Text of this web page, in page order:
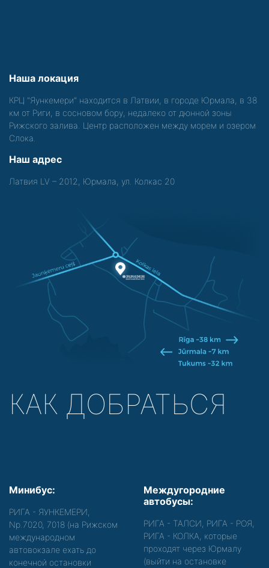
Наша локация
КРЦ "Яункемери" находится в Латвии, в городе Юрмала, в 38
км от Риги, в сосновом бору, недалеко от дюнной зоны
Рижского залива. Центр расположен между морем и озером
Слока.
Наш адрес
Латвия LV – 2012, Юрмала, ул. Колкас 20
КАК ДОБРАТЬСЯ
Минибус:
РИГА - ЯУНКЕМЕРИ,
Nр.7020, 7018 (на Рижском
международном
автовокзале ехать до
конечной остановки
Междугородние
автобусы:
РИГА - ТАЛСИ, РИГА - РОЯ,
РИГА - КОЛКА, которые
проходят через Юрмалу
(выйти на остановке